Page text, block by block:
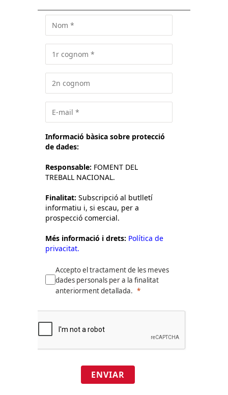
Informació bàsica sobre protecció
de dades:
Responsable: FOMENT DEL
TREBALL NACIONAL.
Finalitat: Subscripció al butlletí
informatiu i, si escau, per a
prospecció comercial.
Més informació i drets: Política de
privacitat.
Accepto el tractament de les meves
dades personals per a la finalitat
anteriorment detallada.
ENVIAR